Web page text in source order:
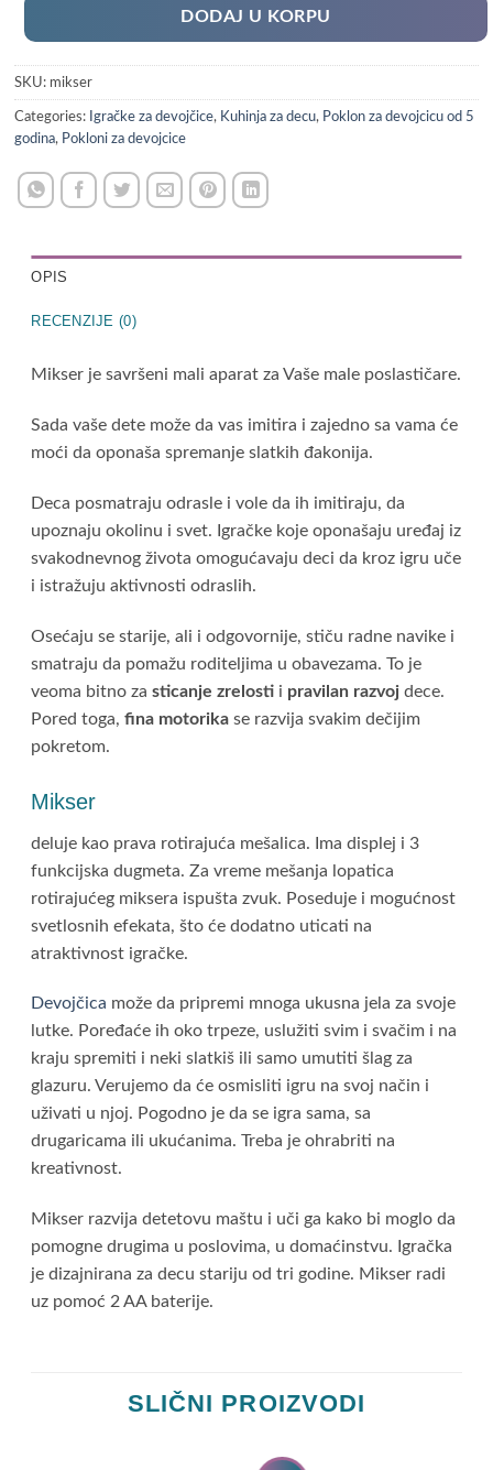
DODAJ U KORPU
SKU: mikser
Categories: Igračke za devojčice, Kuhinja za decu, Poklon za devojcicu od 5
godina, Pokloni za devojcice
OPIS
RECENZIJE (0)
Mikser je savršeni mali aparat za Vaše male poslastičare.
Sada vaše dete može da vas imitira i zajedno sa vama će
moći da oponaša spremanje slatkih đakonija.
Deca posmatraju odrasle i vole da ih imitiraju, da
upoznaju okolinu i svet. Igračke koje oponašaju uređaj iz
svakodnevnog života omogućavaju deci da kroz igru uče
i istražuju aktivnosti odraslih.
Osećaju se starije, ali i odgovornije, stiču radne navike i
smatraju da pomažu roditeljima u obavezama. To je
veoma bitno zasticanje zrelosti i pravilan razvoj dece.
Pored toga,fina motorika se razvija svakim dečijim
pokretom.
Mikser
deluje kao prava rotirajuća mešalica. Ima displej i 3
funkcijska dugmeta. Za vreme mešanja lopatica
rotirajućeg miksera ispušta zvuk. Poseduje i mogućnost
svetlosnih efekata, što će dodatno uticati na
atraktivnost igračke.
Devojčica može da pripremi mnoga ukusna jela za svoje
lutke. Poređaće ih oko trpeze, uslužiti svim i svačim i na
kraju spremiti i neki slatkiš ili samo umutiti šlag za
glazuru. Verujemo da će osmisliti igru na svoj način i
uživati u njoj. Pogodno je da se igra sama, sa
drugaricama ili ukućanima. Treba je ohrabriti na
kreativnost.
Mikser razvija detetovu maštu i uči ga kako bi moglo da
pomogne drugima u poslovima, u domaćinstvu. Igračka
je dizajnirana za decu stariju od tri godine. Mikser radi
uz pomoć 2 AA baterije.
SLIČNI PROIZVODI